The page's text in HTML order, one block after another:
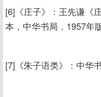
[6]《庄子》：王先谦《
本，中华书局，1957年版
[7]《朱子语类》：中华